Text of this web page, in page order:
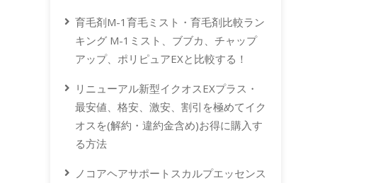
育毛剤M-1育毛ミスト・育毛剤比較ラン
キング M-1ミスト、ブブカ、チャップ
アップ、ポリピュアEXと比較する！
リニューアル新型イクオスEXプラス・
最安値、格安、激安、割引を極めてイク
オスを(解約・違約金含め)お得に購入す
る方法
ノコアヘアサポートスカルプエッセンス